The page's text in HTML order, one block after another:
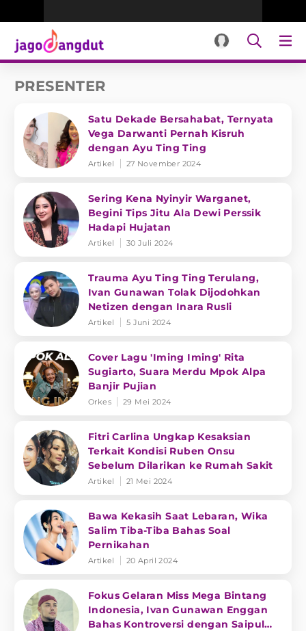
PRESENTER
Satu Dekade Bersahabat, Ternyata
Vega Darwanti Pernah Kisruh
dengan Ayu Ting Ting
Artikel 27 November 2024
Sering Kena Nyinyir Warganet,
Begini Tips Jitu Ala Dewi Perssik
Hadapi Hujatan
Artikel 30 Juli 2024
Trauma Ayu Ting Ting Terulang,
Ivan Gunawan Tolak Dijodohkan
Netizen dengan Inara Rusli
Artikel 5 Juni 2024
Cover Lagu 'Iming Iming' Rita
Sugiarto, Suara Merdu Mpok Alpa
Banjir Pujian
Orkes 29 Mei 2024
Fitri Carlina Ungkap Kesaksian
Terkait Kondisi Ruben Onsu
Sebelum Dilarikan ke Rumah Sakit
Artikel 21 Mei 2024
Bawa Kekasih Saat Lebaran, Wika
Salim Tiba-Tiba Bahas Soal
Pernikahan
Artikel 20 April 2024
Fokus Gelaran Miss Mega Bintang
Indonesia, Ivan Gunawan Enggan
Bahas Kontroversi dengan Saipul